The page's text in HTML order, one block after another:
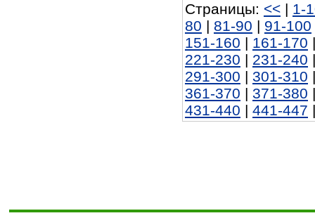
Страницы: << | 1-
80 | 81-90 | 91-100
151-160 | 161-170 |
221-230 | 231-240 |
291-300 | 301-310 |
361-370 | 371-380 |
431-440 | 441-447 |